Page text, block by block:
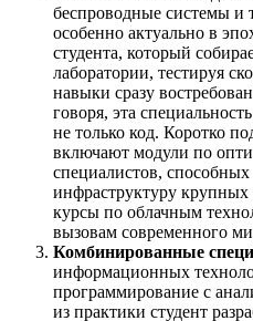
беспроводные системы и
особенно актуально в
студента, который
лаборатории, тестируя
навыки сразу
говоря, эта
не только код. Коротко
включают модули по
специалистов,
инфраструктуру
курсы по облачным
вызовам современного
Комбинированные
информационных
программирование с
из практики студент